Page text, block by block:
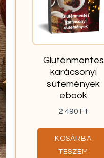
Gluténmentes
karácsonyi
sütemények
ebook
2 490Ft
KOSÁRBA
TESZEM